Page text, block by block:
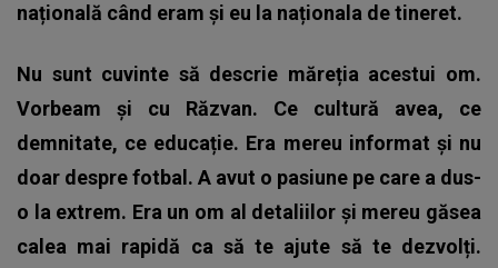
națională când eram și eu la naționala de tineret.
Nu sunt cuvinte să descrie măreția acestui om.
Vorbeam și cu Răzvan. Ce cultură avea, ce
demnitate, ce educație. Era mereu informat și nu
doar despre fotbal. A avut o pasiune pe care a dus-
o la extrem. Era un om al detaliilor și mereu găsea
calea mai rapidă ca să te ajute să te dezvolți.